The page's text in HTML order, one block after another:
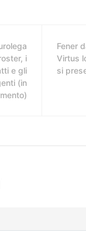
i
e gli
(in
Fener
Virtus
si